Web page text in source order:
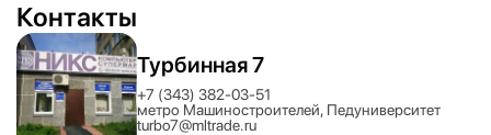
Контакты
Турбинная 7
+7 (343) 382-03-51
метро Машиностроителей, Педуниверситет
turbo7@mltrade.ru